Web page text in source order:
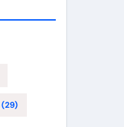
(29)